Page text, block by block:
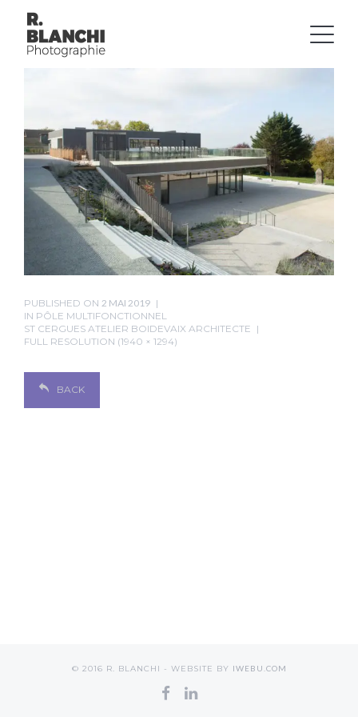
PUBLISHED ON 2 MAI 2019
IN PÔLE MULTIFONCTIONNEL
ST CERGUES ATELIER BOIDEVAIX ARCHITECTE
FULL RESOLUTION (1940 × 1294)
BACK
© 2016 R. BLANCHI - WEBSITE BY IWEBU.COM